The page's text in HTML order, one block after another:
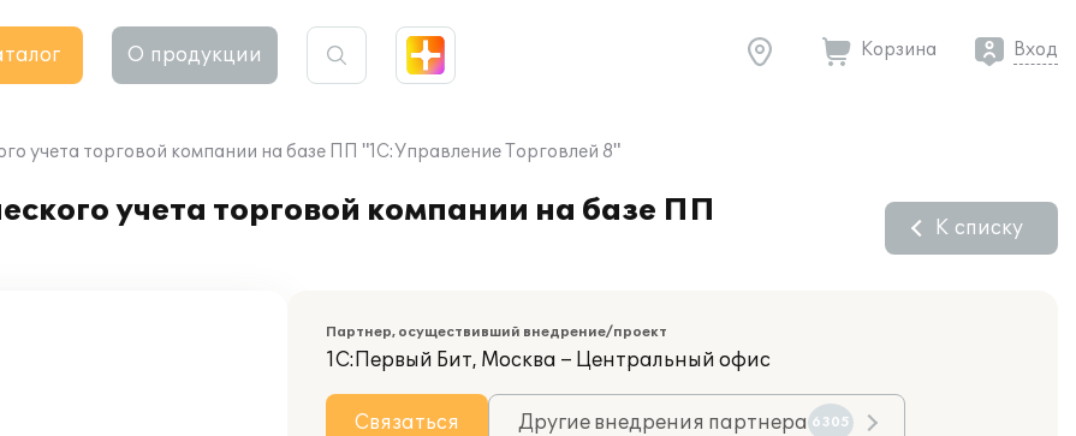
О продукции Корзина Вход
учета торговой компании на базе ПП "1С:Управление Торговлей 8"
учета торговой компании на базе ПП
К списку
Партнер, осуществивший внедрение/проект
1С:Первый Бит, Москва – Центральный офис
Связаться Другие внедрения партнера 6305